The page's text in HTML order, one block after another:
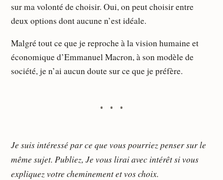
sur ma volonté de choisir. Oui, on peut choisir entre
deux options dont aucune n’est idéale.
Malgré tout ce que je reproche à la vision humaine et
économique d’Emmanuel Macron, à son modèle de
société, je n’ai aucun doute sur ce que je préfère.
Je suis intéressé par ce que vous pourriez penser sur le
même sujet. Publiez, Je vous lirai avec intérêt si vous
expliquez votre cheminement et vos choix.